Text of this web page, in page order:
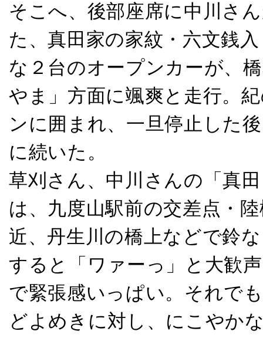
そこへ、後部座席に中川さ
た、真田家の家紋・六文銭
な２台のオープンカーが、
やま」方面に颯爽と走行。
ンに囲まれ、一旦停止した
に続いた。
草刈さん、中川さんの「真
は、九度山駅前の交差点・
近、丹生川の橋上などで鈴
すると「ワァーっ」と大歓
で緊張感いっぱい。それで
どよめきに対し、にこやか